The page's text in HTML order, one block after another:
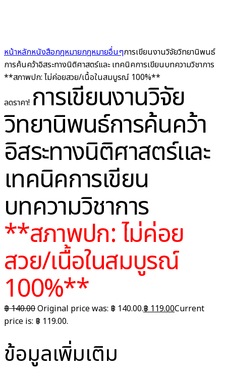
หน้าหลักหนังสือกฎหมายกฎหมายอื่นๆการเขียนงานวิจัยวิทยานิพนธ์
การค้นคว้าอิสระทางนิติศาสตร์และ เทคนิคการเขียนบทความวิชาการ
**สภาพปก: ไม่ค่อยสวย/เนื้อในสมบูรณ์ 100%**
ลดราคา! การเขียนงานวิจัย
วิทยานิพนธ์การค้นคว้า
อิสระทางนิติศาสตร์และ
เทคนิคการเขียน
บทความวิชาการ
**สภาพปก: ไม่ค่อย
สวย/เนื้อในสมบูรณ์
100%**
฿140.00Original price was: ฿ 140.00.฿ 119.00Current
price is: ฿ 119.00.
ข้อมูลเพิ่มเติม